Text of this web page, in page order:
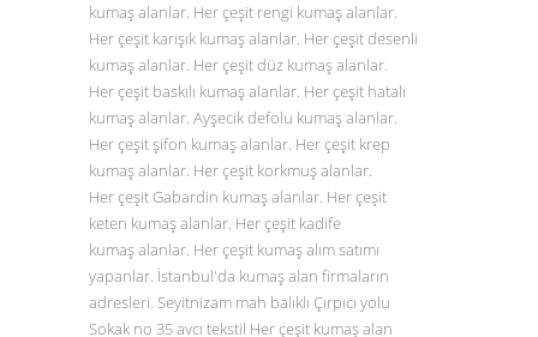
kumaş alanlar. Her çeşit rengi kumaş alanlar.
Her çeşit karışık kumaş alanlar. Her çeşit desenli
kumaş alanlar. Her çeşit düz kumaş alanlar.
Her çeşit baskılı kumaş alanlar. Her çeşit hatalı
kumaş alanlar. Ayşecik defolu kumaş alanlar.
Her çeşit şifon kumaş alanlar. Her çeşit krep
kumaş alanlar. Her çeşit korkmuş alanlar.
Her çeşit Gabardin kumaş alanlar. Her çeşit
keten kumaş alanlar. Her çeşit kadife
kumaş alanlar. Her çeşit kumaş alım satımı
yapanlar. İstanbul'da kumaş alan firmaların
adresleri. Seyitnizam mah balıklı Çırpıcı yolu
Sokak no 35 avcı tekstil Her çeşit kumaş alan